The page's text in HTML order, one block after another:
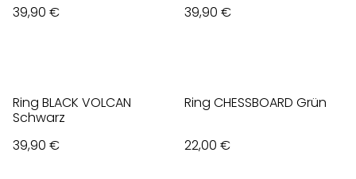
39,90 € 39,90 €
Ring BLACK VOLCAN
Schwarz
39,90 €
Ring CHESSBOARD Grün
22,00 €